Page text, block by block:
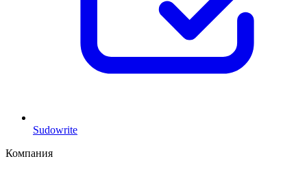
Sudowrite
Компания